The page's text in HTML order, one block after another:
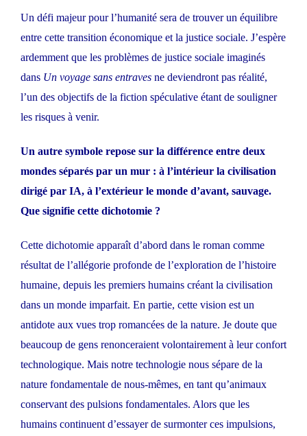
Un défi majeur pour l’humanité sera de trouver un équilibre
entre cette transition économique et la justice sociale. J’espère
ardemment que les problèmes de justice sociale imaginés
dans Un voyage sans entraves ne deviendront pas réalité,
l’un des objectifs de la fiction spéculative étant de souligner
les risques à venir.
Un autre symbole repose sur la différence entre deux
mondes séparés par un mur : à l’intérieur la civilisation
dirigé par IA, à l’extérieur le monde d’avant, sauvage.
Que signifie cette dichotomie ?
Cette dichotomie apparaît d’abord dans le roman comme
résultat de l’allégorie profonde de l’exploration de l’histoire
humaine, depuis les premiers humains créant la civilisation
dans un monde imparfait. En partie, cette vision est un
antidote aux vues trop romancées de la nature. Je doute que
beaucoup de gens renonceraient volontairement à leur confort
technologique. Mais notre technologie nous sépare de la
nature fondamentale de nous-mêmes, en tant qu’animaux
conservant des pulsions fondamentales. Alors que les
humains continuent d’essayer de surmonter ces impulsions,